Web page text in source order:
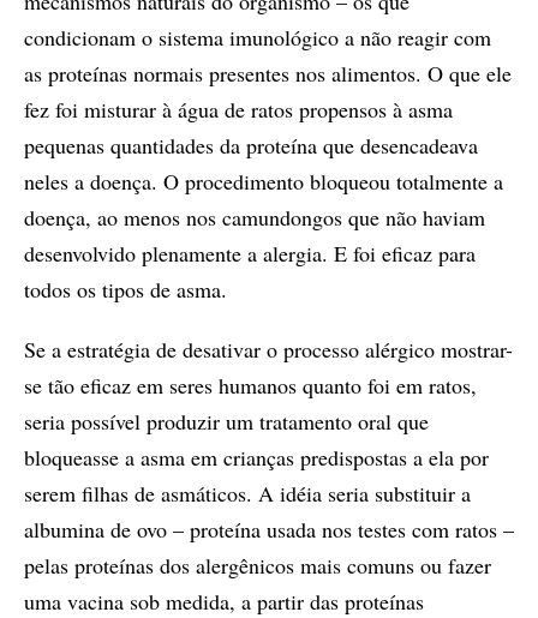
condicionam o sistema imunológico a não reagir com
as proteínas normais presentes nos alimentos. O que ele
fez foi misturar à água de ratos propensos à asma
pequenas quantidades da proteína que desencadeava
neles a doença. O procedimento bloqueou totalmente a
doença, ao menos nos camundongos que não haviam
desenvolvido plenamente a alergia. E foi eficaz para
todos os tipos de asma.
Se a estratégia de desativar o processo alérgico mostrar-
se tão eficaz em seres humanos quanto foi em ratos,
seria possível produzir um tratamento oral que
bloqueasse a asma em crianças predispostas a ela por
serem filhas de asmáticos. A idéia seria substituir a
albumina de ovo – proteína usada nos testes com ratos –
pelas proteínas dos alergênicos mais comuns ou fazer
uma vacina sob medida, a partir das proteínas